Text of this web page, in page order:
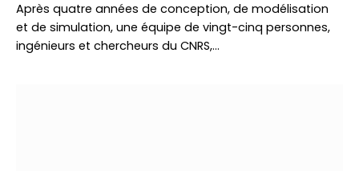
Après quatre années de conception, de modélisation
et de simulation, une équipe de vingt-cinq personnes,
ingénieurs et chercheurs du CNRS,…